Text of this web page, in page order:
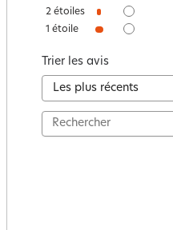
2 étoiles
1 étoile
Trier les avis